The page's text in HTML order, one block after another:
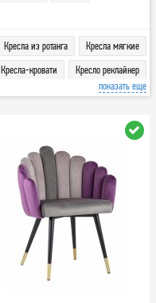
Кресла из ротанга
Кресла мягкие
Кресла-кровати
Кресло реклайнер
показать еще